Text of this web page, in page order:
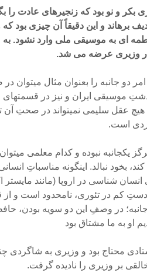
و نو بود که زنجیرهای عادت را
برهاند و این دقیقاً آن چیزی بود که
وزیری عرضه می شد.
موسیقی ایران و نیز در قسمتهای
هیچ عقل سلیمی نمیتواند در صحتِ
است.
یکجانبه نبوده و کدام معلمی
بخود نبالد. اینگونه مناسباتِ
شناسی در اروپا (مانند مایستر
کم در تئوری، نامحدود است و از
در وصفِ این دو سویه بودن،
او به ما مشتاق بود
محتاج بود و وزیری به شاگردی
بر وزیری را نادیده گرفت.